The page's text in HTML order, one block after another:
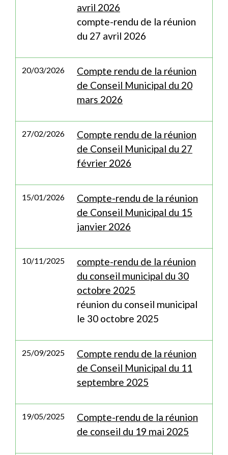
avril 2026
compte-rendu de la réunion
du 27 avril 2026
20/03/2026
Compte rendu de la réunion
de Conseil Municipal du 20
mars 2026
27/02/2026
Compte rendu de la réunion
de Conseil Municipal du 27
février 2026
15/01/2026
Compte-rendu de la réunion
de Conseil Municipal du 15
janvier 2026
10/11/2025
compte-rendu de la réunion
du conseil municipal du 30
octobre 2025
réunion du conseil municipal
le 30 octobre 2025
25/09/2025
Compte rendu de la réunion
de Conseil Municipal du 11
septembre 2025
19/05/2025
Compte-rendu de la réunion
de conseil du 19 mai 2025